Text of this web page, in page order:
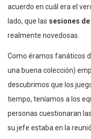
acuerdo en cuál era el
lado, que las sesiones
realmente novedosas.
Como éramos fanáticos
una buena colección)
descubrimos que los
tiempo, teníamos a los
personas cuestionaran
su jefe estaba en la